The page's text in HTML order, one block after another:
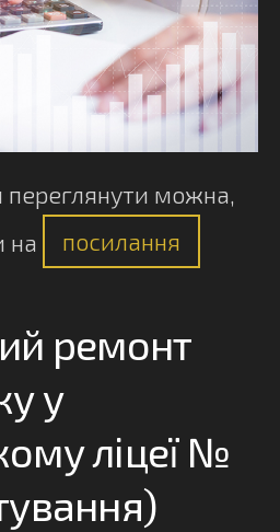
переглянути можна,
на
посилання
ремонт
у
ліцеї №